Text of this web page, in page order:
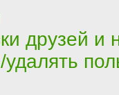
друзей и